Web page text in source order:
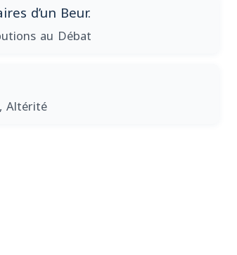
d’un Beur.
au Débat
Altérité